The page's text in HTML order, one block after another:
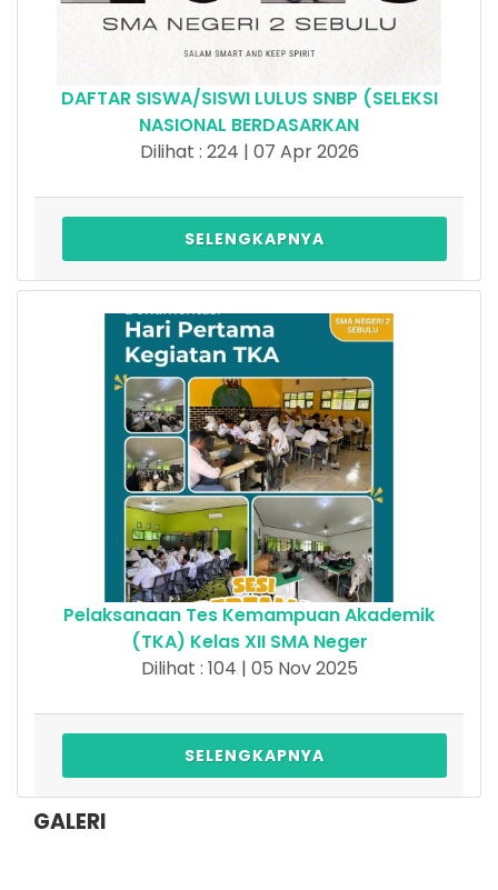
DAFTAR SISWA/SISWI LULUS SNBP (SELEKSI
NASIONAL BERDASARKAN
Dilihat : 224 | 07 Apr 2026
SELENGKAPNYA
Pelaksanaan Tes Kemampuan Akademik
(TKA) Kelas XII SMA Neger
Dilihat : 104 | 05 Nov 2025
SELENGKAPNYA
GALERI